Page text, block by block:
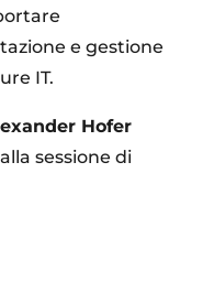
e gestione
IT.
Hofer
sessione di